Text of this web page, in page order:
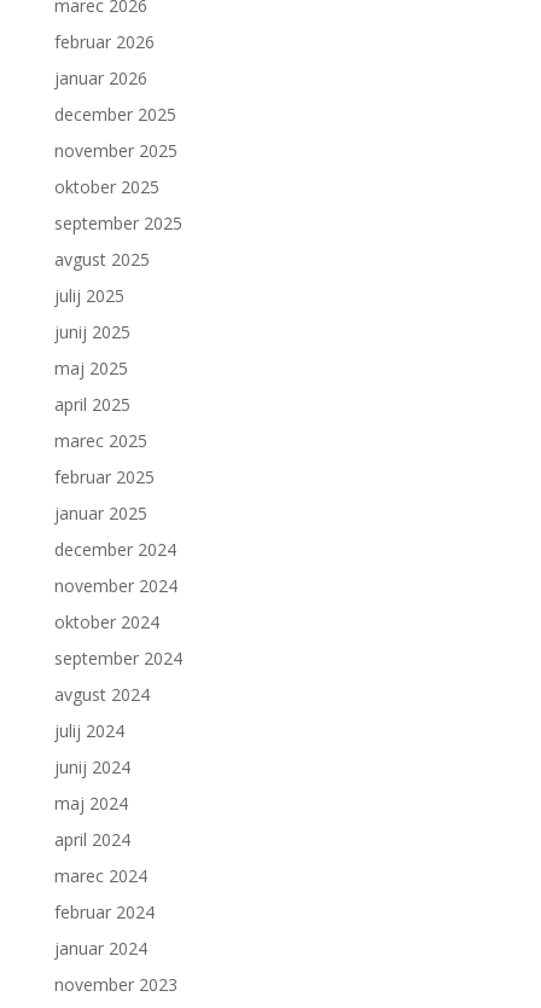
marec 2026
februar 2026
januar 2026
december 2025
november 2025
oktober 2025
september 2025
avgust 2025
julij 2025
junij 2025
maj 2025
april 2025
marec 2025
februar 2025
januar 2025
december 2024
november 2024
oktober 2024
september 2024
avgust 2024
julij 2024
junij 2024
maj 2024
april 2024
marec 2024
februar 2024
januar 2024
november 2023